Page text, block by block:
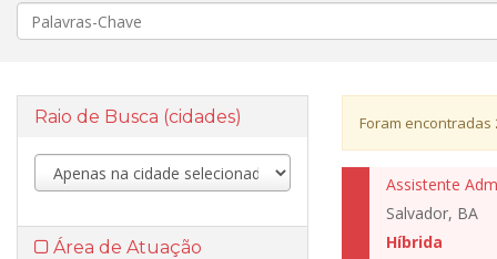
Palavra-
chave
Raio de Busca (cidades)
Área de Atuação
Foram encontradas
Assistente
Salvador, BA
Híbrida